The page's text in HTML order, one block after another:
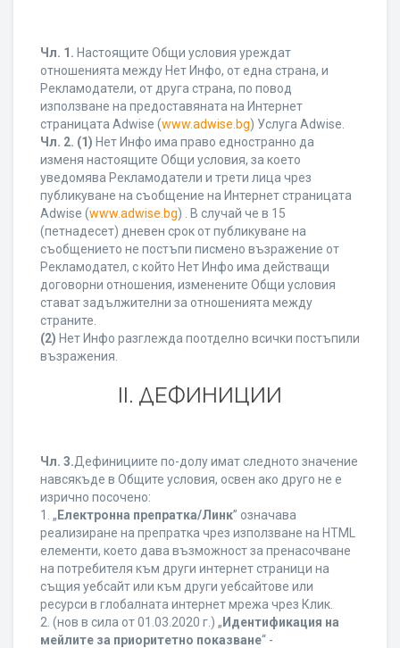
Чл. 1. Настоящите Общи условия уреждат
отношенията между Нет Инфо, от една страна, и
Рекламодатели, от друга страна, по повод
използване на предоставяната на Интернет
страницата Adwise (www.adwise.bg) Услуга Adwise.
Чл. 2. (1) Нет Инфо има право едностранно да
изменя настоящите Общи условия, за което
уведомява Рекламодатели и трети лица чрез
публикуване на съобщение на Интернет страницата
Adwise (www.adwise.bg) . В случай че в 15
(петнадесет) дневен срок от публикуване на
съобщението не постъпи писмено възражение от
Рекламодател, с който Нет Инфо има действащи
договорни отношения, изменените Общи условия
стават задължителни за отношенията между
страните.
(2) Нет Инфо разглежда поотделно всички постъпили
възражения.
ІІ. ДЕФИНИЦИИ
Чл. 3.Дефинициите по-долу имат следното значение
навсякъде в Общите условия, освен ако друго не е
изрично посочено:
1. „ Електронна препратка/Линк” означава
реализиране на препратка чрез използване на HTML
елементи, което дава възможност за пренасочване
на потребителя към други интернет страници на
същия уебсайт или към други уебсайтове или
ресурси в глобалната интернет мрежа чрез Клик.
2. (нов в сила от 01.03.2020 г.) „ Идентификация на
мейлите за приоритетно показване“ -